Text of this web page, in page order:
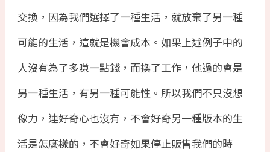
交換，因為我們選擇了一種生活，就放棄了另一種
可能的生活，這就是機會成本。如果上述例子中的
人沒有為了多賺一點錢，而換了工作，他過的會是
另一種生活，有另一種可能性。所以我們不只沒想
像力，連好奇心也沒有，不會好奇另一種版本的生
活是怎麼樣的，不會好奇如果停止販售我們的時